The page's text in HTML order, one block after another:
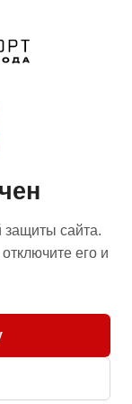
защиты сайта.
его и